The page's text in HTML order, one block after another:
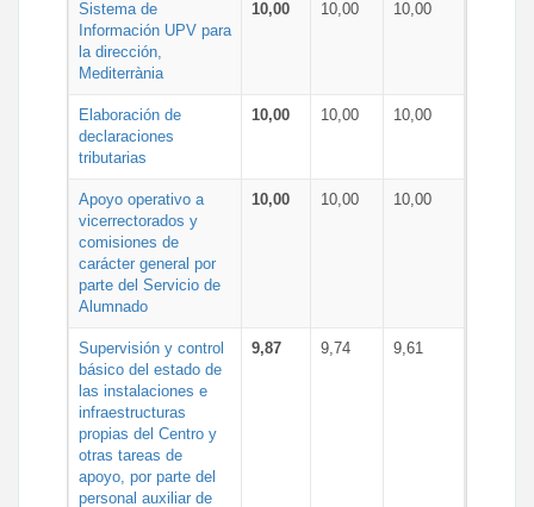
Sistema de
Información UPV para
la dirección,
Mediterrània
10,00 10,00 10,00
Elaboración de
declaraciones
tributarias
10,00 10,00 10,00
Apoyo operativo a
vicerrectorados y
comisiones de
carácter general por
parte del Servicio de
Alumnado
10,00 10,00 10,00
Supervisión y control
básico del estado de
las instalaciones e
infraestructuras
propias del Centro y
otras tareas de
apoyo, por parte del
personal auxiliar de
9,87 9,74 9,61